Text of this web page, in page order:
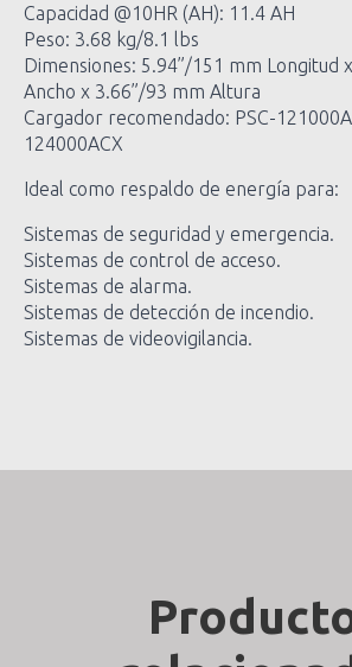
Capacidad @10HR (AH): 11.4 AH
Peso: 3.68 kg/8.1 lbs
Dimensiones: 5.94”/151 mm Longitud
Ancho x 3.66”/93 mm Altura
Cargador recomendado: PSC-
124000ACX
Ideal como respaldo de energía para:
Sistemas de seguridad y emergencia.
Sistemas de control de acceso.
Sistemas de alarma.
Sistemas de detección de incendio.
Sistemas de videovigilancia.